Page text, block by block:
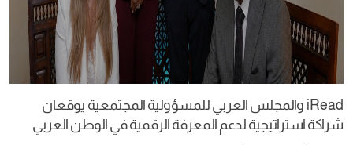
iRead والمجلس العربي للمسؤولية المجتمعية يوقعان
شراكة استراتيجية لدعم المعرفة الرقمية في الوطن العربي